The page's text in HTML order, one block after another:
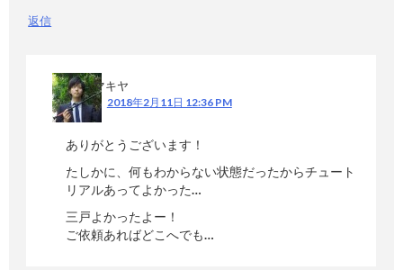
返信
マキヤ
2018年2月11日 12:36 PM
ありがとうございます！
たしかに、何もわからない状態だったからチュート
リアルあってよかった…
三戸よかったよー！
ご依頼あればどこへでも…